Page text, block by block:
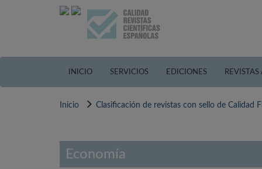
INICIO SERVICIOS EDICIONES
Inicio Clasificación de revistas con sello de Calidad
Economía